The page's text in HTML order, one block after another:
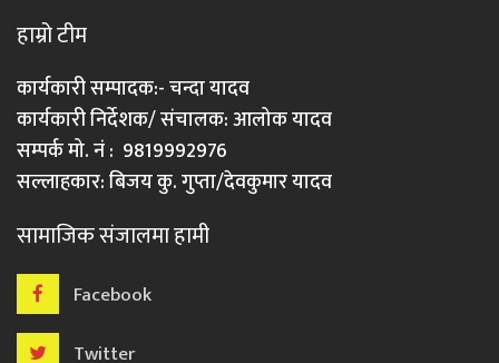
हाम्रो टीम
कार्यकारी सम्पादक:- चन्दा यादव
कार्यकारी निर्देशक/ संचालक: आलोक यादव
सम्पर्क मो. नं : 9819992976
सल्लाहकार: बिजय कु. गुप्ता/देवकुमार यादव
सामाजिक संजालमा हामी
Facebook
Twitter